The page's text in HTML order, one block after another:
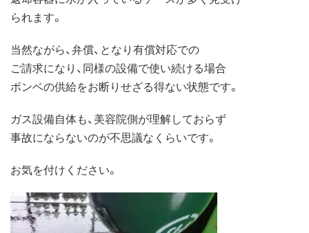
られます。
当然ながら、弁償、となり有償対応での
ご請求になり、同様の設備で使い続ける場合
ボンベの供給をお断りせざる得ない状態です。
ガス設備自体も、美容院側が理解しておらず
事故にならないのが不思議なくらいです。
お気を付けください。